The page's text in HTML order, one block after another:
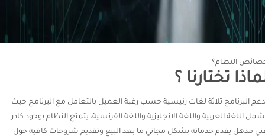
النظام؟
تختارنا ؟
البرنامج ثلاثة لغات رئيسية حسب رغبة العميل بالتعامل مع البرنامج حيث
اللغة العربية واللغة الانجليزية واللغة الفرنسية، يتمتع النظام بوجود كادر
مذهل يقدم خدماته بشكل مجاني ما بعد البيع وتقديم شروحات كافية حول